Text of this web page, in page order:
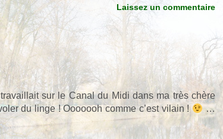
Laissez un commentaire
sur le Canal du Midi dans ma très chère
du linge ! Ooooooh comme c’est vilain !
…